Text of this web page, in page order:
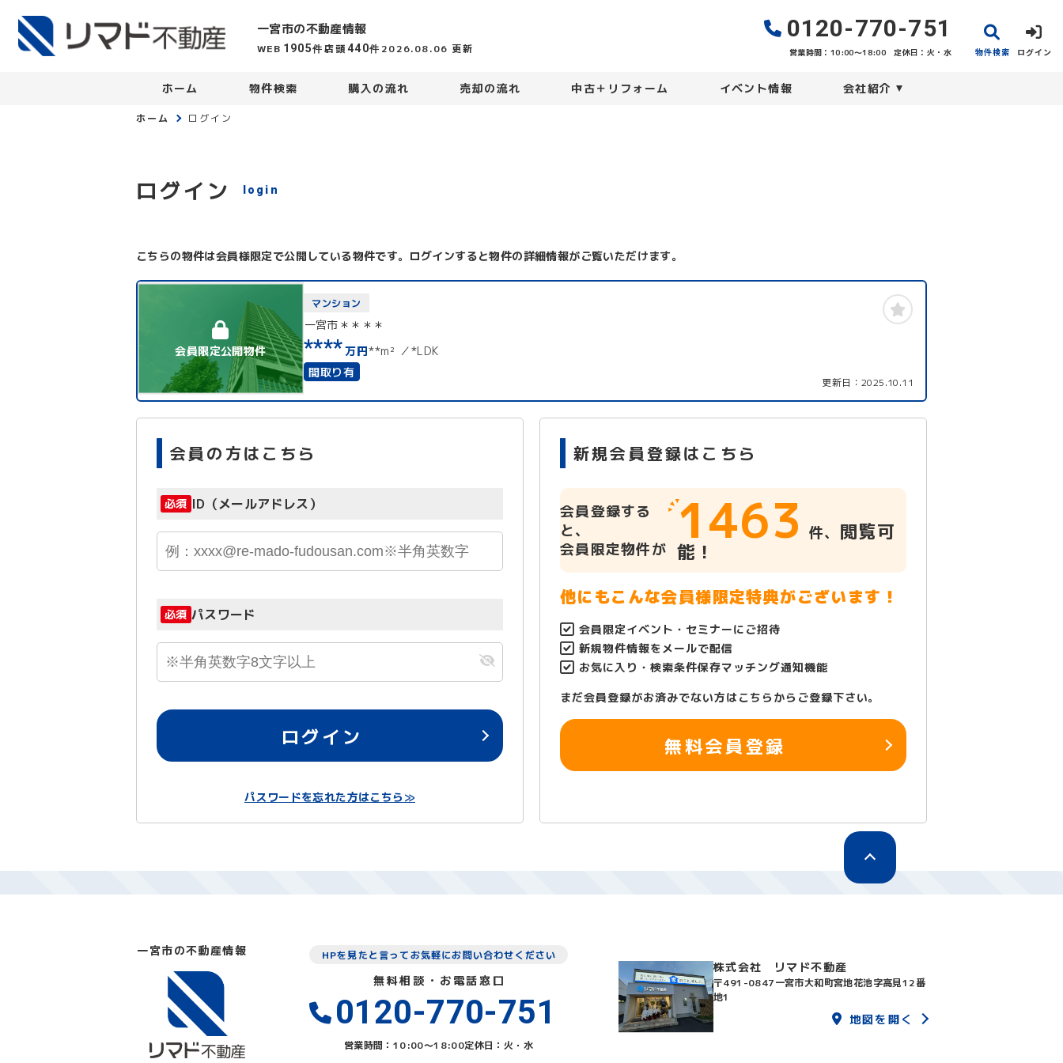
一宮市の不動産情報
WEB 1905件 店頭440件 2026.08.06 更新
0120-770-751
営業時間：10:00〜18:00 定休日：火・水 物件検索 ログイン
ホーム 物件検索 購入の流れ 売却の流れ 中古＋リフォーム イベント情報 会社紹介
ホーム ログイン
ログイン login
こちらの物件は会員様限定で公開している物件です。ログインすると物件の詳細情報がご覧いただけます。
会員限定公開物件
マンション
一宮市＊＊＊＊
****万円**m² *LDK
間取り有
更新日： 2025.10.11
会員の方はこちら
必須 ID（メールアドレス）
必須 パスワード
ログイン
パスワードを忘れた方はこちら≫
新規会員登録はこちら
会員登録する
と、
会員限定物件が 1463 件、 閲覧可
能！
他にもこんな会員様限定特典がございます！
会員限定イベント・セミナーにご招待
新規物件情報をメールで配信
お気に入り・検索条件保存マッチング通知機能
まだ会員登録がお済みでない方はこちらからご登録下さい。
無料会員登録
一宮市の不動産情報 HPを見たと言ってお気軽にお問い合わせください
無料相談・お電話窓口
0120-770-751
営業時間：10:00〜18:00定休日：火・水
株式会社 リマド不動産
〒491-0847一宮市大和町宮地花池字高見12番
地1
地図を開く